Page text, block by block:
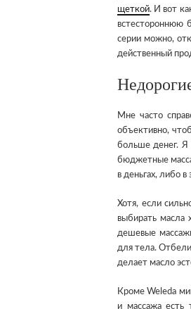
щеткой. И вот
встестороннюю
серии можно,
действенный
Мне часто
объективно,
больше денег. Я
бюджетные
в деньгах, либо
Хотя, если
выбирать масла
дешевые
для тела.
делает масло
Кроме Weleda
и массажа есть